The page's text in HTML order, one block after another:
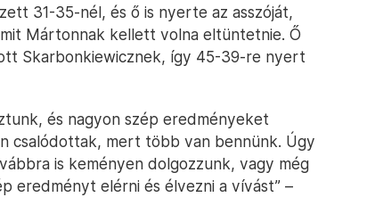
31-35-nél, és ő is nyerte az asszóját,
Mártonnak kellett volna eltüntetnie. Ő
Skarbonkiewicznek, így 45-39-re nyert
és nagyon szép eredményeket
csalódottak, mert több van bennünk. Úgy
is keményen dolgozzunk, vagy még
eredményt elérni és élvezni a vívást” –